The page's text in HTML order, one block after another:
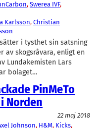
, Swerea IVF
Karlsson, Christian
i tysthet sin satsning
av skogsråvara, enligt en
Lundakemisten Lars
bolaget…
PinMeTo
Norden
22 maj 2018
Johnson, H&M, Kicks